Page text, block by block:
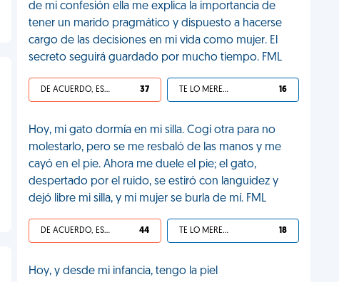
de mi confesión ella me explica la importancia de
tener un marido pragmático y dispuesto a hacerse
cargo de las decisiones en mi vida como mujer. El
secreto seguirá guardado por mucho tiempo. FML
DE ACUERDO, ES UNA VIDA HP 37 TE LO MERECES 16
Hoy, mi gato dormía en mi silla. Cogí otra para no
molestarlo, pero se me resbaló de las manos y me
cayó en el pie. Ahora me duele el pie; el gato,
despertado por el ruido, se estiró con languidez y
dejó libre mi silla, y mi mujer se burla de mí. FML
DE ACUERDO, ES UNA VIDA HP 44 TE LO MERECES 18
Hoy, y desde mi infancia, tengo la piel